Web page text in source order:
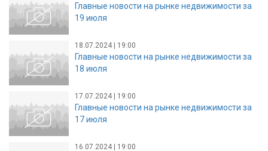
Главные новости на рынке недвижимости за
19 июля
18.07.2024 | 19:00
Главные новости на рынке недвижимости за
18 июля
17.07.2024 | 19:00
Главные новости на рынке недвижимости за
17 июля
16.07.2024 | 19:00